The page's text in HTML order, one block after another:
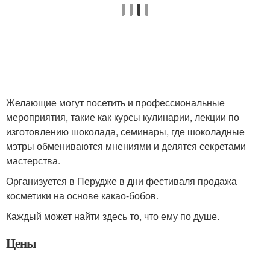
Желающие могут посетить и профессиональные
мероприятия, такие как курсы кулинарии, лекции по
изготовлению шоколада, семинары, где шоколадные
мэтры обмениваются мнениями и делятся секретами
мастерства.
Организуется в Перудже в дни фестиваля продажа
косметики на основе какао-бобов.
Каждый может найти здесь то, что ему по душе.
Цены